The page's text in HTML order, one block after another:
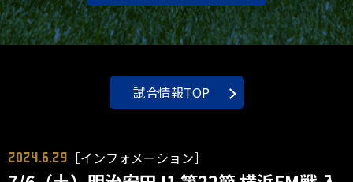
試合情報TOP
2024.6.29 ［インフォメーション］